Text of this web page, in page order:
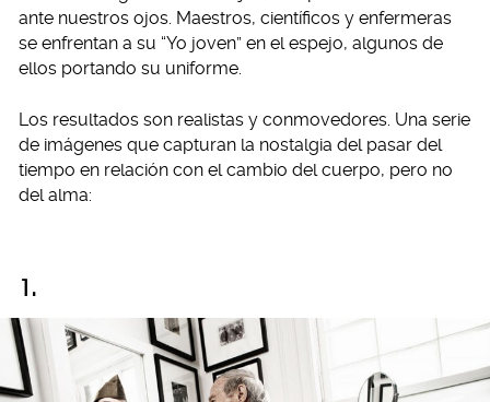
ante nuestros ojos. Maestros, científicos y enfermeras
se enfrentan a su “Yo joven” en el espejo, algunos de
ellos portando su uniforme.
Los resultados son realistas y conmovedores. Una serie
de imágenes que capturan la nostalgia del pasar del
tiempo en relación con el cambio del cuerpo, pero no
del alma:
1.